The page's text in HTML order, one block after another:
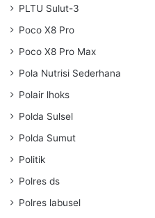
PLTU Sulut-3
Poco X8 Pro
Poco X8 Pro Max
Pola Nutrisi Sederhana
Polair lhoks
Polda Sulsel
Polda Sumut
Politik
Polres ds
Polres labusel